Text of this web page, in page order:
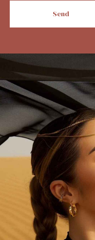
Send